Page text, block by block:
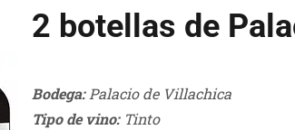
2 botellas de
Bodega:Palacio de Villachica
Tipo de vino:Tinto